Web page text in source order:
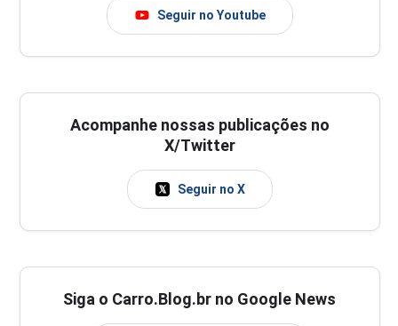
Seguir no Youtube
Acompanhe nossas publicações no
X/Twitter
Seguir no X
Siga o Carro.Blog.br no Google News